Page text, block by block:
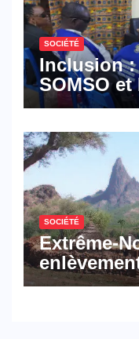
SOCIÉTÉ
Inclusion :
SOMSO
militent en
hôtellerie-
SOCIÉTÉ
Extrême-
308